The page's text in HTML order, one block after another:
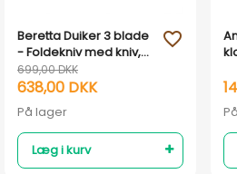
Beretta Duiker 3 blade
- Foldekniv med kniv,
sav og bugåbner
699,00 DKK
638,00 DKK
På lager
Læg i kurv
favorite_outline